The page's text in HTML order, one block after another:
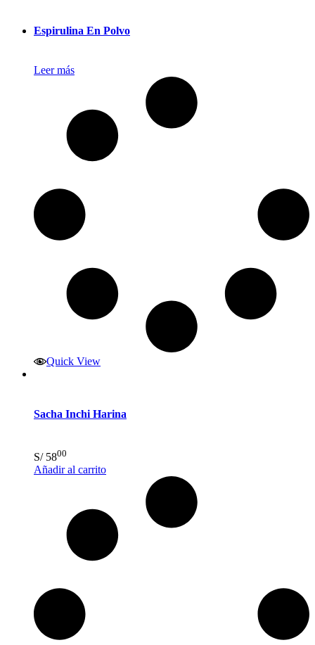
Espirulina En Polvo
Leer más
Quick View
Sacha Inchi Harina
S/5800
Añadir al carrito